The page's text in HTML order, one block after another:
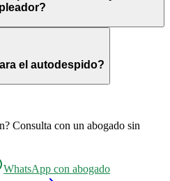
injuria si no va
ponderará las circunstancias y el
de delito conforme al Código
embargo, la vía penal y la laboral
de una no determina
el autodespido?
legal especializada para
la prueba recae en el trabajador,
o en los plazos puede resultar
Consulta con un abogado sin
WhatsApp con abogado